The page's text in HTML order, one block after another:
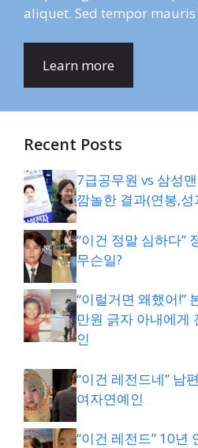
aliquet. Sed tempor
Learn more
Recent Posts
7급공무원 vs 삼성
깜놀한 결과(연봉,성
“이건 정말 심하다”
무슨일?
“이럴거면 왜했어!”
만원 긁자 아내에게
인
“이건 레전드네” 남
여자연예인
“이건 레전드” 10년